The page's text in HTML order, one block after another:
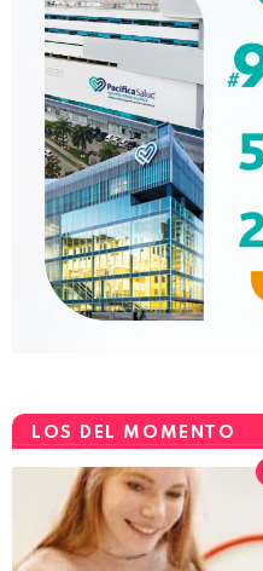
LOS DEL MOMENTO